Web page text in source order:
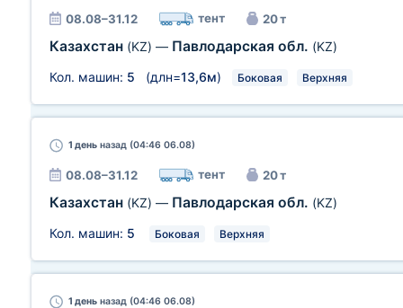
08.08–31.12 тент 20 т
Казахстан (KZ) — Павлодарская обл. (KZ)
Кол. машин: 5 (длн=13,6м) Боковая Верхняя
1 день назад (04:46 06.08)
08.08–31.12 тент 20 т
Казахстан (KZ) — Павлодарская обл. (KZ)
Кол. машин: 5 Боковая Верхняя
1 день назад (04:46 06.08)